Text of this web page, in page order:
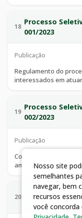
essenciais de
fundamental no
18
Processo
001/2023
Publicação
Regulamento do
interessados em
19
Processo
002/2023
Publicação
Contratação de
amparado na lei
2023, para atender à
interesse público,
calçamento da
deste município, por
km (dez
20
Processo
001/2023
Nosso site
semelhantes
navegar, bem
recursos
você